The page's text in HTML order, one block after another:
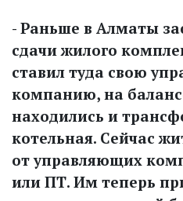
- Раньше в Алматы
сдачи жилого
ставил туда свою
компанию, на
находились и
котельная. Сейчас
от управляющих
или ПТ. Им теперь